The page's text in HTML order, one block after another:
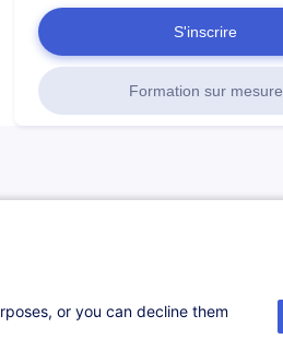
S'inscrire
Formation sur mesure
or you can decline them